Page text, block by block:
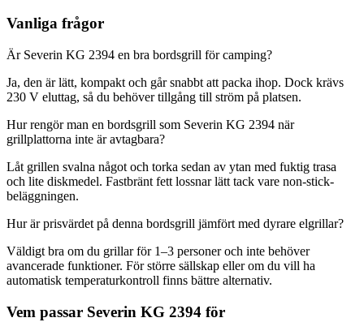
Vanliga frågor
Är Severin KG 2394 en bra bordsgrill för camping?
Ja, den är lätt, kompakt och går snabbt att packa ihop. Dock krävs
230 V eluttag, så du behöver tillgång till ström på platsen.
Hur rengör man en bordsgrill som Severin KG 2394 när
grillplattorna inte är avtagbara?
Låt grillen svalna något och torka sedan av ytan med fuktig trasa
och lite diskmedel. Fastbränt fett lossnar lätt tack vare non-stick-
beläggningen.
Hur är prisvärdet på denna bordsgrill jämfört med dyrare elgrillar?
Väldigt bra om du grillar för 1–3 personer och inte behöver
avancerade funktioner. För större sällskap eller om du vill ha
automatisk temperaturkontroll finns bättre alternativ.
Vem passar Severin KG 2394 för